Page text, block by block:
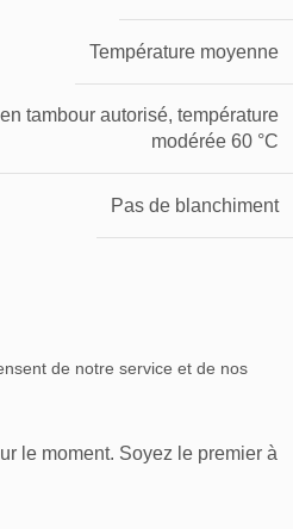
Température moyenne
tambour autorisé, température
modérée 60 °C
Pas de blanchiment
de notre service et de nos
le moment. Soyez le premier à